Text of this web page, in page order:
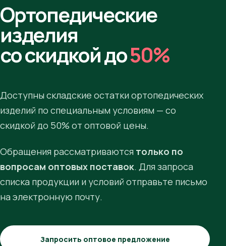
Ортопедические
изделия
со скидкой до50%
Доступны складские остатки ортопедических
изделий по специальным условиям — со
скидкой до 50% от оптовой цены.
Обращения рассматриваются только по
вопросам оптовых поставок. Для запроса
списка продукции и условий отправьте письмо
на электронную почту.
Запросить оптовое предложение